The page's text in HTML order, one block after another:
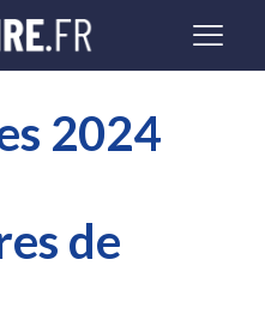
2024
de